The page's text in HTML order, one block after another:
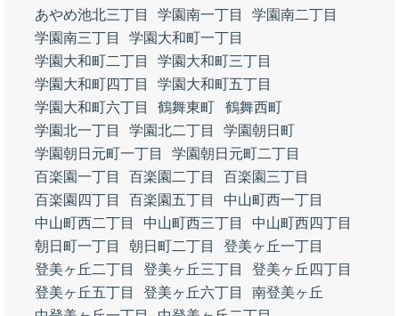
あやめ池北三丁目
学園南一丁目
学園南二丁目
学園南三丁目
学園大和町一丁目
学園大和町二丁目
学園大和町三丁目
学園大和町四丁目
学園大和町五丁目
学園大和町六丁目
鶴舞東町
鶴舞西町
学園北一丁目
学園北二丁目
学園朝日町
学園朝日元町一丁目
学園朝日元町二丁目
百楽園一丁目
百楽園二丁目
百楽園三丁目
百楽園四丁目
百楽園五丁目
中山町西一丁目
中山町西二丁目
中山町西三丁目
中山町西四丁目
朝日町一丁目
朝日町二丁目
登美ヶ丘一丁目
登美ヶ丘二丁目
登美ヶ丘三丁目
登美ヶ丘四丁目
登美ヶ丘五丁目
登美ヶ丘六丁目
南登美ヶ丘